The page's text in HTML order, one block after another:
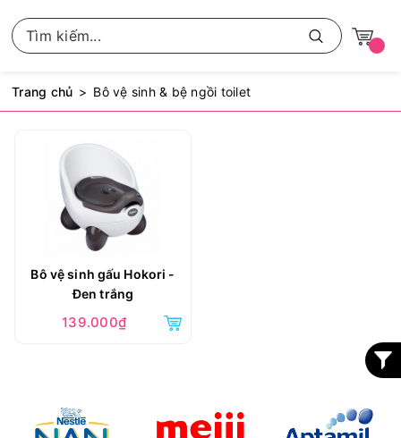
Trang chủ Bô vệ sinh & bệ ngồi toilet
Bô vệ sinh gấu Hokori -
Đen trắng
139.000₫